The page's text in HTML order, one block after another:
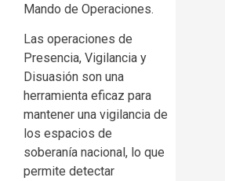
Mando de Operaciones.
Las operaciones de
Presencia, Vigilancia y
Disuasión son una
herramienta eficaz para
mantener una vigilancia de
los espacios de
soberanía nacional, lo que
permite detectar